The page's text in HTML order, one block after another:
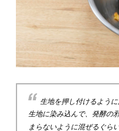
生地を押し付けるよう
生地に染み込んで、発酵の
まらないように混ぜるぐら